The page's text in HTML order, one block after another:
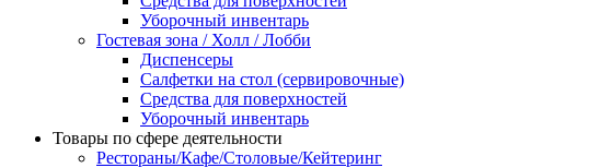
Уборочный инвентарь
Гостевая зона / Холл / Лобби
Диспенсеры
Салфетки на стол (сервировочные)
Средства для поверхностей
Уборочный инвентарь
Товары по сфере деятельности
Рестораны/Кафе/Столовые/Кейтеринг